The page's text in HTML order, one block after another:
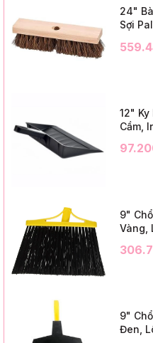
24"
Sợi
3"
12"
Cầm,
Black
9"
Vàng,
12
9"
Đen,